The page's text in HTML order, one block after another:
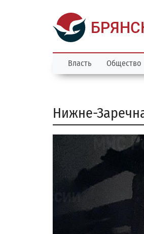
Власть Общество
Нижне-